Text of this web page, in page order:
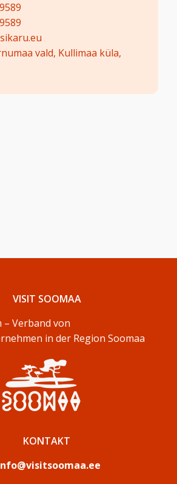
vald, Kullimaa küla,
VISIT SOOMAA
– Verband von
in der Region Soomaa
KONTAKT